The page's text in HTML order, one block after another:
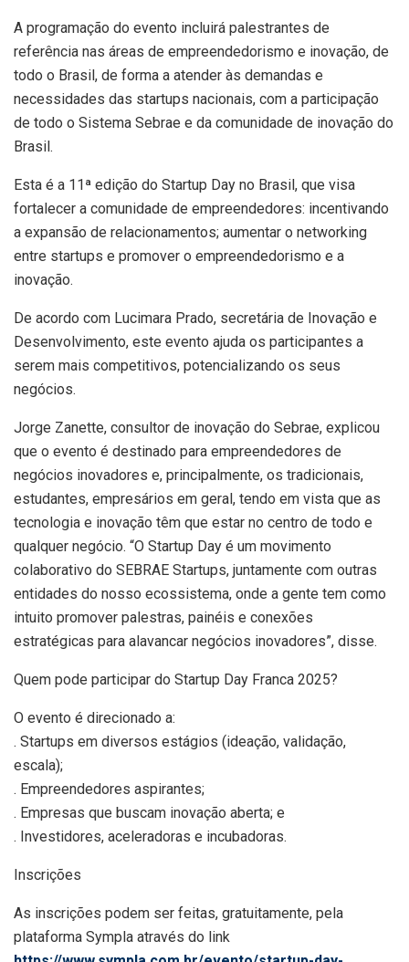
A programação do evento incluirá palestrantes de
referência nas áreas de empreendedorismo e inovação, de
todo o Brasil, de forma a atender às demandas e
necessidades das startups nacionais, com a participação
de todo o Sistema Sebrae e da comunidade de inovação do
Brasil.
Esta é a 11ª edição do Startup Day no Brasil, que visa
fortalecer a comunidade de empreendedores: incentivando
a expansão de relacionamentos; aumentar o networking
entre startups e promover o empreendedorismo e a
inovação.
De acordo com Lucimara Prado, secretária de Inovação e
Desenvolvimento, este evento ajuda os participantes a
serem mais competitivos, potencializando os seus
negócios.
Jorge Zanette, consultor de inovação do Sebrae, explicou
que o evento é destinado para empreendedores de
negócios inovadores e, principalmente, os tradicionais,
estudantes, empresários em geral, tendo em vista que as
tecnologia e inovação têm que estar no centro de todo e
qualquer negócio. “O Startup Day é um movimento
colaborativo do SEBRAE Startups, juntamente com outras
entidades do nosso ecossistema, onde a gente tem como
intuito promover palestras, painéis e conexões
estratégicas para alavancar negócios inovadores”, disse.
Quem pode participar do Startup Day Franca 2025?
O evento é direcionado a:
. Startups em diversos estágios (ideação, validação,
escala);
. Empreendedores aspirantes;
. Empresas que buscam inovação aberta; e
. Investidores, aceleradoras e incubadoras.
Inscrições
As inscrições podem ser feitas, gratuitamente, pela
plataforma Sympla através do link